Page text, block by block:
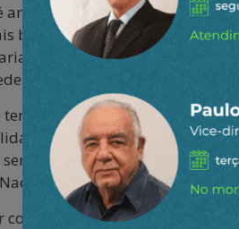
humano pois somos frutos
brasileiros? Poderia seu povo
culturas diferenciadas?
O mesmo se repetiria por
território, suas abundâncias e
e seus desafios.
fazer do seu povo agente
como brasileiros, como